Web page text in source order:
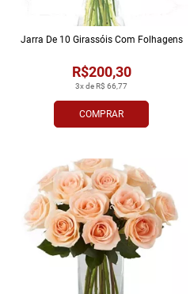
COMPRAR
3x de R$ 66,77
R$200,30
Jarra De 10 Girassóis Com Folhagens